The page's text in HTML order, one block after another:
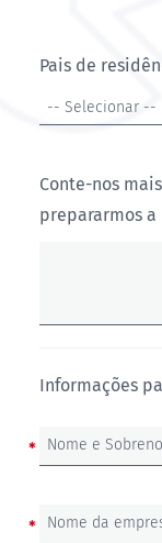
Pais de
Pais
residência:
-- Selecionar --
Conte-nos
prepararmos
Informações
Nome e
Nome da